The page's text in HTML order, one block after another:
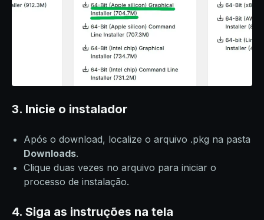
3. Inicie o instalador
Após o download, localize o arquivo .pkg na pasta
Downloads.
Clique duas vezes no arquivo para iniciar o
processo de instalação.
4. Siga as instruções na tela